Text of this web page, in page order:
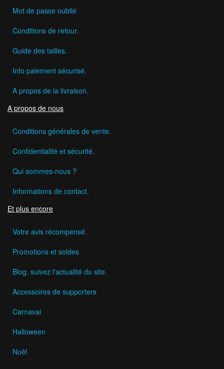
Mot de passe oublié
Conditions de retour.
Guide des tailles.
Info paiement sécurisé.
A propos de la livraison.
A propos de nous
Conditions générales de vente.
Confidentialité et sécurité.
Qui sommes-nous ?
Informations de contact.
Et plus encore
Votre avis récompensé.
Promotions et soldes
Blog, suivez l'actualité du site.
Accessoires de supporters
Carnaval
Halloween
Noël